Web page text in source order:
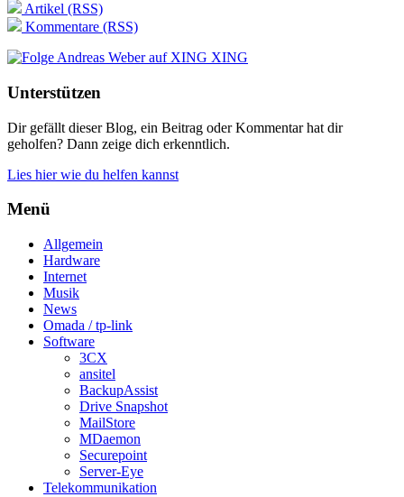
Artikel (RSS)
Kommentare (RSS)
XING
Unterstützen
Dir gefällt dieser Blog, ein Beitrag oder Kommentar hat dir
geholfen? Dann zeige dich erkenntlich.
Lies hier wie du helfen kannst
Menü
Allgemein
Hardware
Internet
Musik
News
Omada / tp-link
Software
3CX
ansitel
BackupAssist
Drive Snapshot
MailStore
MDaemon
Securepoint
Server-Eye
Telekommunikation